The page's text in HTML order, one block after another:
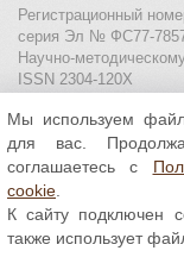
Регистрационный
серия Эл № ФС77-
Научно-
ISSN 2304-120X
МЦИТО|Школьные
Политика
защиты персональных
Все
Commons С
Мы используем
для вас.
соглашаетесь с
cookie
К сайту подключен
также использует